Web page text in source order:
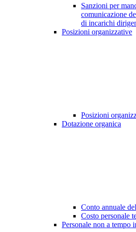
Sanzioni per
comunicazione
di incarichi
Posizioni organizzative
Posizioni
Dotazione organica
Conto annuale
Costo personale
Personale non a tempo